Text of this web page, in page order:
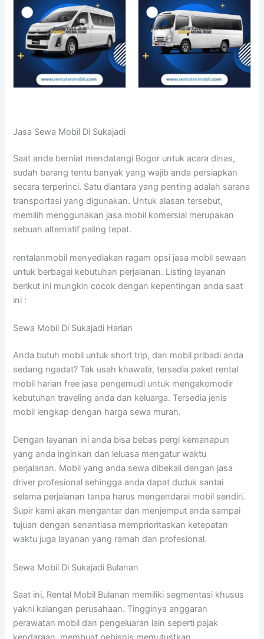
Jasa Sewa Mobil Di Sukajadi
Saat anda berniat mendatangi Bogor untuk acara dinas,
sudah barang tentu banyak yang wajib anda persiapkan
secara terperinci. Satu diantara yang penting adalah sarana
transportasi yang digunakan. Untuk alasan tersebut,
memilih menggunakan jasa mobil komersial merupakan
sebuah alternatif paling tepat.
rentalanmobil menyediakan ragam opsi jasa mobil sewaan
untuk berbagai kebutuhan perjalanan. Listing layanan
berikut ini mungkin cocok dengan kepentingan anda saat
ini :
Sewa Mobil Di Sukajadi Harian
Anda butuh mobil untuk short trip, dan mobil pribadi anda
sedang ngadat? Tak usah khawatir, tersedia paket rental
mobil harian free jasa pengemudi untuk mengakomodir
kebutuhan traveling anda dan keluarga. Tersedia jenis
mobil lengkap dengan harga sewa murah.
Dengan layanan ini anda bisa bebas pergi kemanapun
yang anda inginkan dan leluasa mengatur waktu
perjalanan. Mobil yang anda sewa dibekali dengan jasa
driver profesional sehingga anda dapat duduk santai
selama perjalanan tanpa harus mengendarai mobil sendiri.
Supir kami akan mengantar dan menjemput anda sampai
tujuan dengan senantiasa memprioritaskan ketepatan
waktu juga layanan yang ramah dan profesional.
Sewa Mobil Di Sukajadi Bulanan
Saat ini, Rental Mobil Bulanan memiliki segmentasi khusus
yakni kalangan perusahaan. Tingginya anggaran
perawatan mobil dan pengeluaran lain seperti pajak